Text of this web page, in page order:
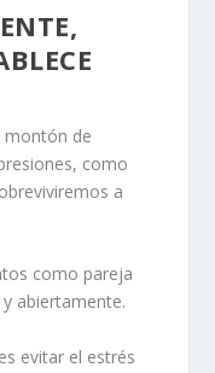
montón de
como
a
como pareja
abiertamente.
evitar el estrés